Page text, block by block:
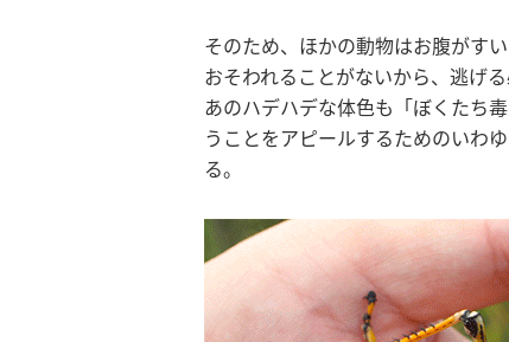
そのため、ほかの動物はお腹がす
おそわれることがないから、逃げ
あのハデハデな体色も「ぼくたち
うことをアピールするためのいわ
る。